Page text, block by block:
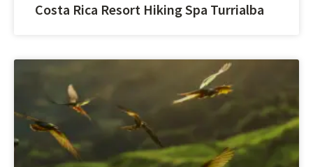
Costa Rica Resort Hiking Spa Turrialba